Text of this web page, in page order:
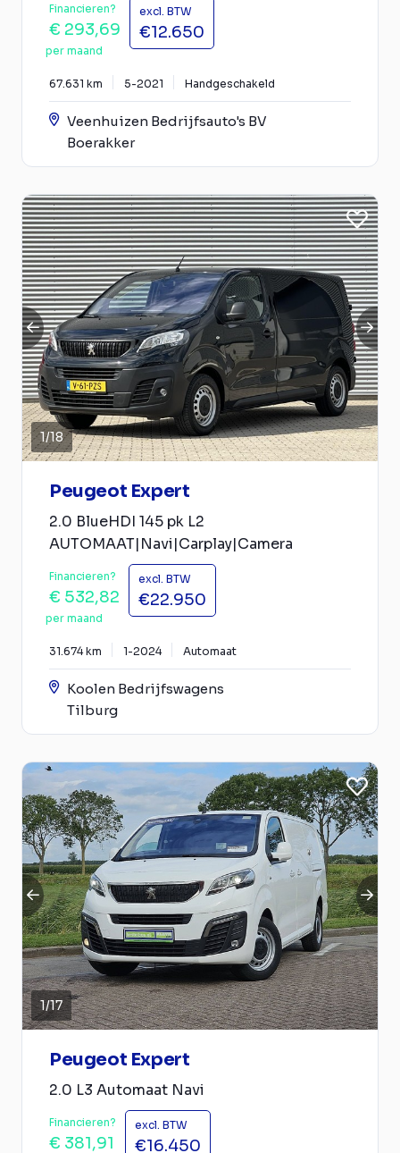
Financieren?
€ 293,69
per maand
excl. BTW
€12.650
67.631 km 5-2021 Handgeschakeld
Veenhuizen Bedrijfsauto's BV
Boerakker
1/18
Peugeot Expert
2.0 BlueHDI 145 pk L2
AUTOMAAT|Navi|Carplay|Camera
Financieren?
€ 532,82
per maand
excl. BTW
€22.950
31.674 km 1-2024 Automaat
Koolen Bedrijfswagens
Tilburg
1/17
Peugeot Expert
2.0 L3 Automaat Navi
Financieren?
€ 381,91
excl. BTW
€16.450